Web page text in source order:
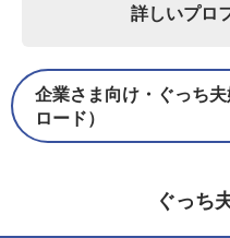
詳しいプロ
企業さま向け・ぐっち
ロード）
ぐっち